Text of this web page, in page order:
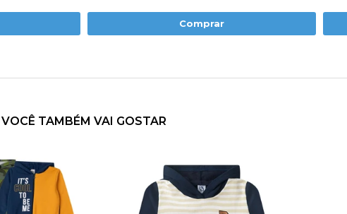
Comprar
VOCÊ TAMBÉM VAI GOSTAR